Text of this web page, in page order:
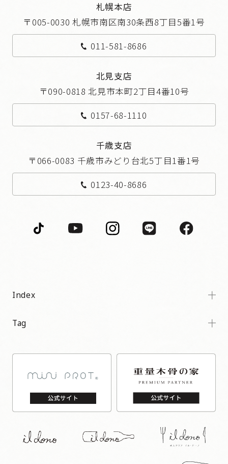
札幌本店
〒005-0030 札幌市南区南30条西8丁目5番1号
011-581-8686
北見支店
〒090-0818 北見市本町2丁目4番10号
0157-68-1110
千歳支店
〒066-0083 千歳市みどり台北5丁目1番1号
0123-40-8686
Index
Tag